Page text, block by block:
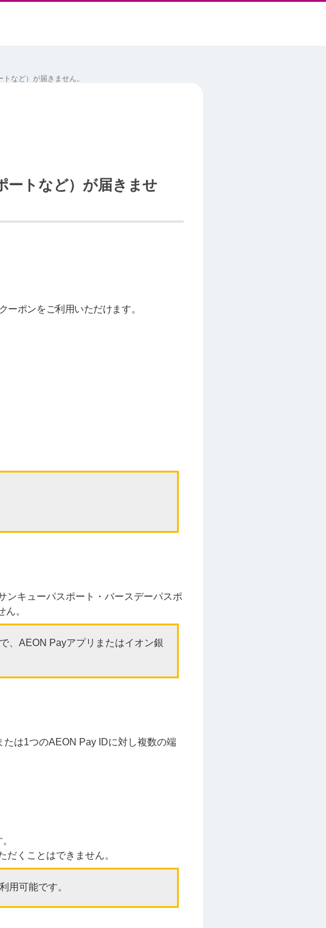
など）が届きません。
ートなど）が届きませ
ポンをご利用いただけます。
ンキューパスポート・バースデーパスポ
。
、AEON Payアプリまたはイオン銀
は1つのAEON Pay IDに対し複数の端
くことはできません。
用可能です。